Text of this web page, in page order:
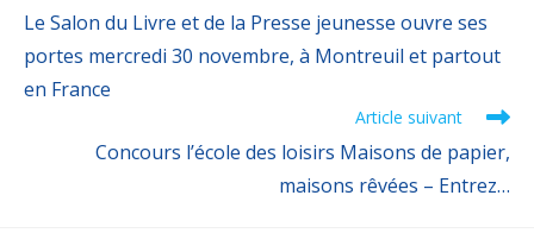
Le Salon du Livre et de la Presse jeunesse ouvre ses
portes mercredi 30 novembre, à Montreuil et partout
en France
Article suivant
Concours l’école des loisirs Maisons de papier,
maisons rêvées – Entrez…